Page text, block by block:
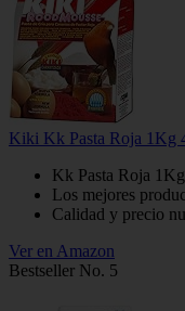
Kiki Kk Pasta Roja 1Kg
Kk Pasta Roja
Los mejores
Calidad y precio
Ver en Amazon
Bestseller No. 5